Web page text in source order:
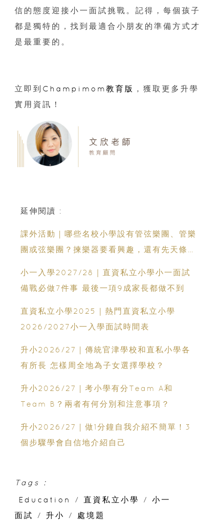
信的態度迎接小一面試挑戰。記得，每個孩子
都是獨特的，找到最適合小朋友的準備方式才
是最重要的。
立即到 Champimom教育版
，獲取更多升學
實用資訊！
延伸閱讀 :
課外活動｜哪些名校小學設有管弦樂團、管樂
團或弦樂團？揀樂器要看興趣，還有先天條
小一入學2027/28｜直資私立小學小一面試
備戰必做7件事 最後一項9成家長都做不到
直資私立小學2025｜熱門直資私立小學
2026/2027小一入學面試時間表
升小2026/27｜傳統官津學校和直私小學各
有所長 怎樣周全地為子女選擇學校？
升小2026/27｜考小學有分Team A和
Team B？兩者有何分別和注意事項？
升小2026/27｜做1分鐘自我介紹不簡單！3
個步驟學會自信地介紹自己
Tags :
Education
/ 直資私立小學 /
小一
面試
/ 升小 / 處境題